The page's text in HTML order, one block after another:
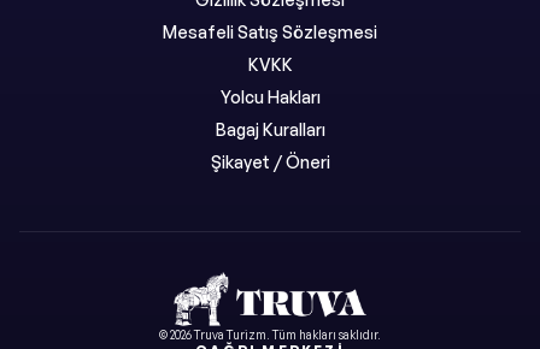
Mesafeli Satış Sözleşmesi
KVKK
Yolcu Hakları
Bagaj Kuralları
Şikayet / Öneri
©2026Truva Turizm . Tüm hakları saklıdır.